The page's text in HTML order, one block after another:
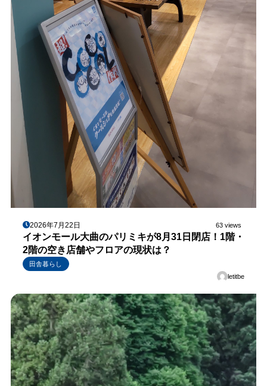
2026年7月22日 63 views
イオンモール大曲のパリミキが8月31日閉店！1階・
2階の空き店舗やフロアの現状は？
田舎暮らし
letitbe